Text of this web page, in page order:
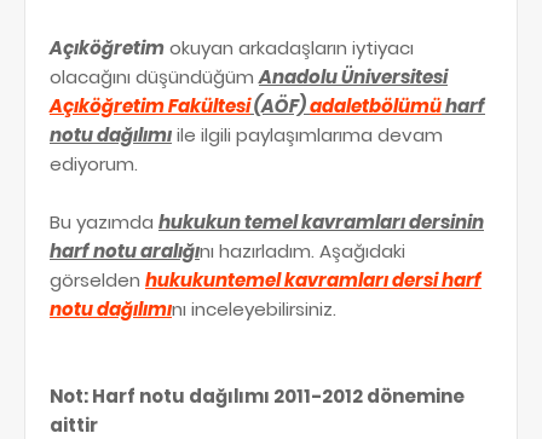
Açıköğretimokuyan arkadaşların iytiyacı
olacağını düşündüğümAnadolu Üniversitesi
Açıköğretim Fakültesi(AÖF)adaletbölümüharf
notu dağılımıile ilgili paylaşımlarıma devam
ediyorum.
Bu yazımda hukukun temel kavramları dersinin
harf notu aralığını hazırladım. Aşağıdaki
görselden hukukuntemel kavramları dersi harf
notu dağılımını inceleyebilirsiniz.
Not: Harf notu dağılımı 2011-2012 dönemine
aittir